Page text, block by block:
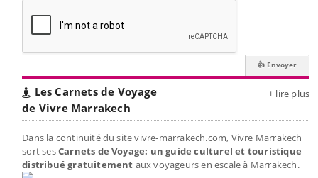
Les Carnets de Voyage
de Vivre Marrakech
+ lire plus
Dans la continuité du site vivre-marrakech.com, Vivre Marrakech
sort sesCarnets de Voyage: un guide culturel et touristique
distribué gratuitement aux voyageurs en escale à Marrakech.